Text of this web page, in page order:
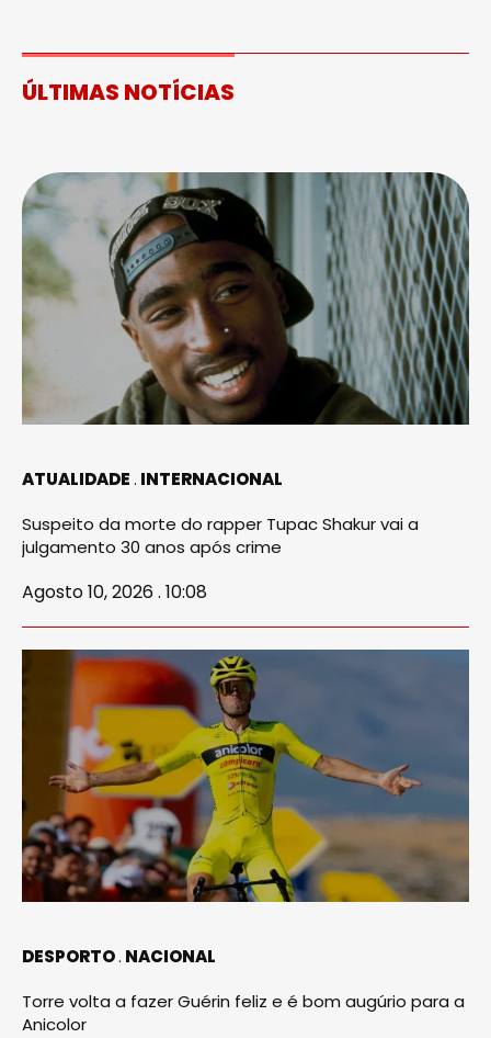
ÚLTIMAS NOTÍCIAS
ATUALIDADE INTERNACIONAL
Suspeito da morte do rapper Tupac Shakur vai a
julgamento 30 anos após crime
Agosto 10, 2026 . 10:08
DESPORTO NACIONAL
Torre volta a fazer Guérin feliz e é bom augúrio para a
Anicolor